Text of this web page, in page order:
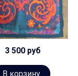
3 500 руб
В корзину